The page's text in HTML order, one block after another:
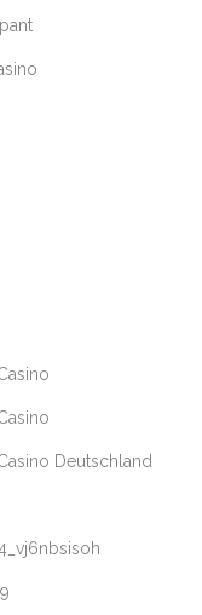
Deutschland